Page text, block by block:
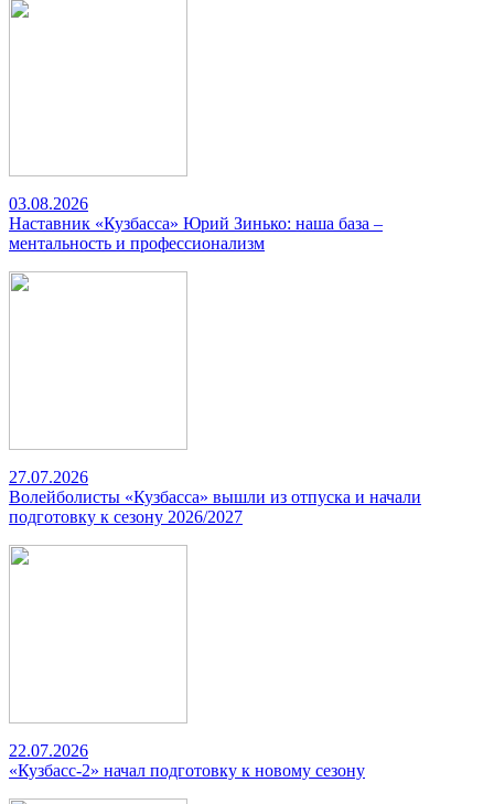
03.08.2026
Наставник «Кузбасса» Юрий Зинько: наша база –
ментальность и профессионализм
27.07.2026
Волейболисты «Кузбасса» вышли из отпуска и начали
подготовку к сезону 2026/2027
22.07.2026
«Кузбасс-2» начал подготовку к новому сезону